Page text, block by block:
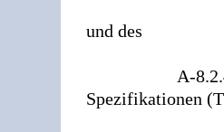
und des
A-8.2.4
Spezifikationen